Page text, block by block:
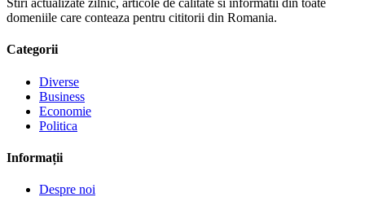
Stiri actualizate zilnic, articole de calitate si informatii din toate
domeniile care conteaza pentru cititorii din Romania.
Categorii
Diverse
Business
Economie
Politica
Informații
Despre noi